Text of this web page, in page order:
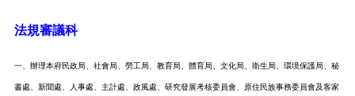
法規審議科
一、辦理本府民政局、社會局、勞工局、教育局、體育局、文化局、衛生局、環境保護局、秘
書處、新聞處、人事處、主計處、政風處、研究發展考核委員會、原住民族事務委員會及客家